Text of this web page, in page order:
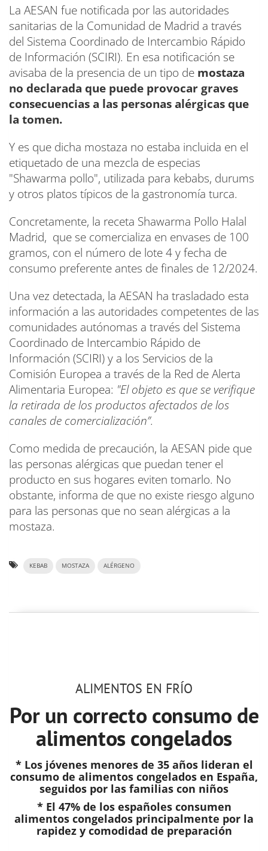
La AESAN fue notificada por las autoridades
sanitarias de la Comunidad de Madrid a través
del Sistema Coordinado de Intercambio Rápido
de Información (SCIRI). En esa notificación se
avisaba de la presencia de un tipo de mostaza
no declarada que puede provocar graves
consecuencias a las personas alérgicas que
la tomen.
Y es que dicha mostaza no estaba incluida en el
etiquetado de una mezcla de especias
"Shawarma pollo", utilizada para kebabs, durums
y otros platos típicos de la gastronomía turca.
Concretamente, la receta Shawarma Pollo Halal
Madrid, que se comercializa en envases de 100
gramos, con el número de lote 4 y fecha de
consumo preferente antes de finales de 12/2024.
Una vez detectada, la AESAN ha trasladado esta
información a las autoridades competentes de las
comunidades autónomas a través del Sistema
Coordinado de Intercambio Rápido de
Información (SCIRI) y a los Servicios de la
Comisión Europea a través de la Red de Alerta
Alimentaria Europea: "El objeto es que se verifique
la retirada de los productos afectados de los
canales de comercialización”.
Como medida de precaución, la AESAN pide que
las personas alérgicas que puedan tener el
producto en sus hogares eviten tomarlo. No
obstante, informa de que no existe riesgo alguno
para las personas que no sean alérgicas a la
mostaza.
KEBAB MOSTAZA ALÉRGENO
ALIMENTOS EN FRÍO
Por un correcto consumo de
alimentos congelados
* Los jóvenes menores de 35 años lideran el
consumo de alimentos congelados en España,
seguidos por las familias con niños
* El 47% de los españoles consumen
alimentos congelados principalmente por la
rapidez y comodidad de preparación